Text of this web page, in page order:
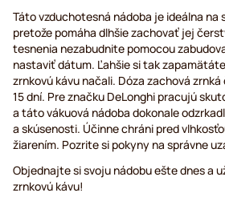
Táto vzduchotesná nádoba je ideálna na
pretože pomáha dlhšie zachovať jej
tesnenia nezabudnite pomocou
nastaviť dátum. Ľahšie si tak
zrnkovú kávu načali. Dóza zachová
15 dní. Pre značku DeLonghi pracujú
a táto vákuová nádoba dokonale
a skúsenosti. Účinne chráni pred
žiarením. Pozrite si pokyny na správne
Objednajte si svoju nádobu ešte dnes a
zrnkovú kávu!